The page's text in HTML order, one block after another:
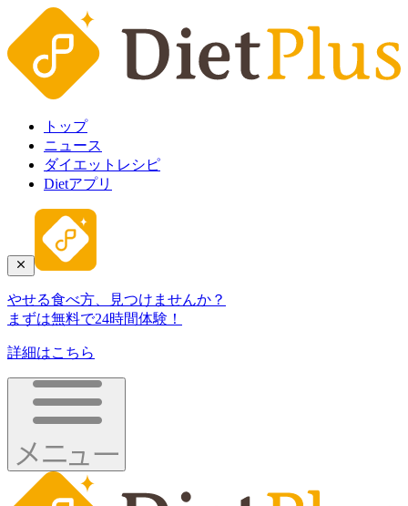
トップ
ニュース
ダイエットレシピ
Dietアプリ
やせる食べ方、見つけませんか？
まずは無料で24時間体験！
詳細はこちら